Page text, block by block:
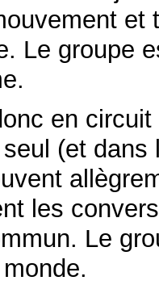
et
Le groupe
en
(et
les
Le